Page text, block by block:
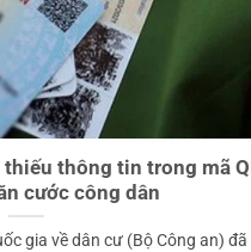
thông tin trong mã
cước công dân
gia về dân cư (Bộ Công an) đã